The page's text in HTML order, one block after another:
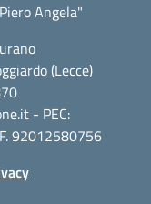
Angela"
(Lecce)
- PEC:
92012580756